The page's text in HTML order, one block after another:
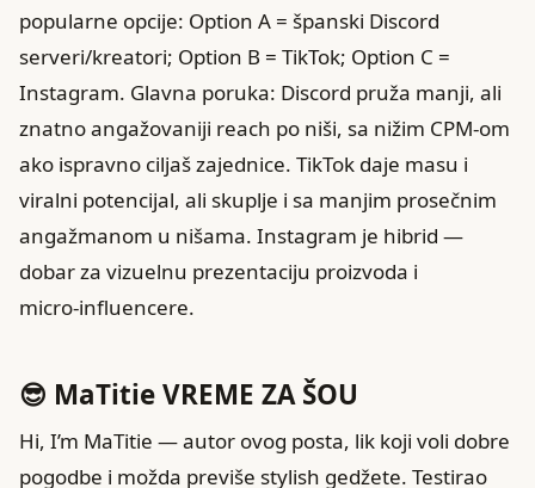
popularne opcije: Option A = španski Discord
serveri/kreatori; Option B = TikTok; Option C =
Instagram. Glavna poruka: Discord pruža manji, ali
znatno angažovaniji reach po niši, sa nižim CPM‑om
ako ispravno ciljaš zajednice. TikTok daje masu i
viralni potencijal, ali skuplje i sa manjim prosečnim
angažmanom u nišama. Instagram je hibrid —
dobar za vizuelnu prezentaciju proizvoda i
micro‑influencere.
😎 MaTitie VREME ZA ŠOU
Hi, I’m MaTitie — autor ovog posta, lik koji voli dobre
pogodbe i možda previše stylish gedžete. Testirao